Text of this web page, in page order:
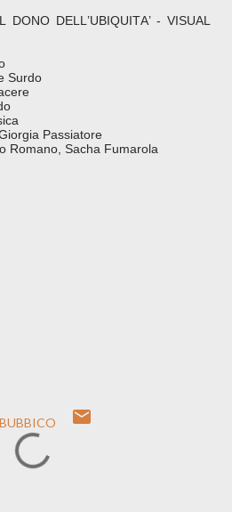
DELL’UBIQUITA’ - VISUAL
Surdo
Passiatore
Romano, Sacha Fumarola